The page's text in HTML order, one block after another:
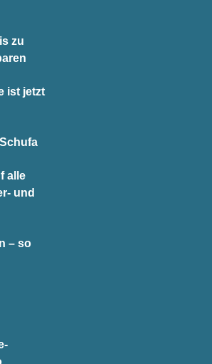
zu
ist jetzt
alle
und
– so